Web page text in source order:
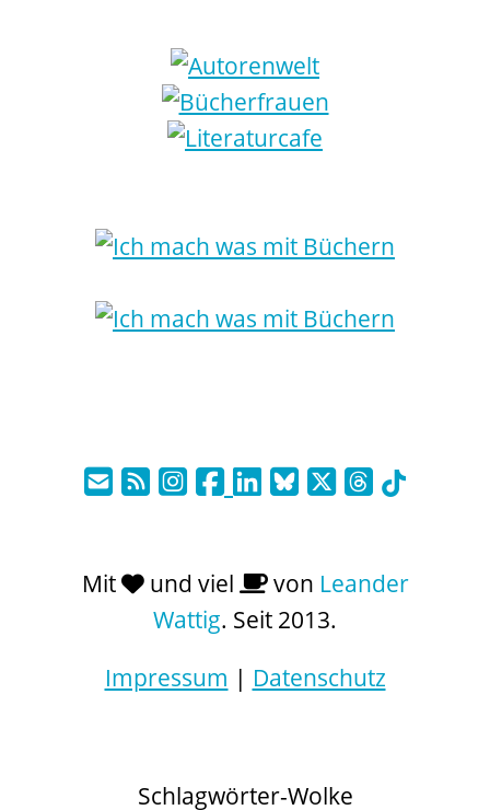
Mit und viel von Leander
Wattig. Seit 2013.
Impressum | Datenschutz
Schlagwörter-Wolke